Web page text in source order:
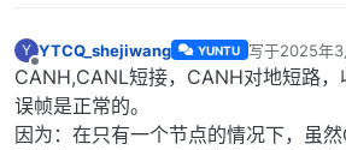
Y
离线
YTCQ_shejiwang YUNTU 写于2025年3
最后由 编辑
CANH,CANL短接，CANH对地短路
误帧是正常的。
因为：在只有一个节点的情况下，虽